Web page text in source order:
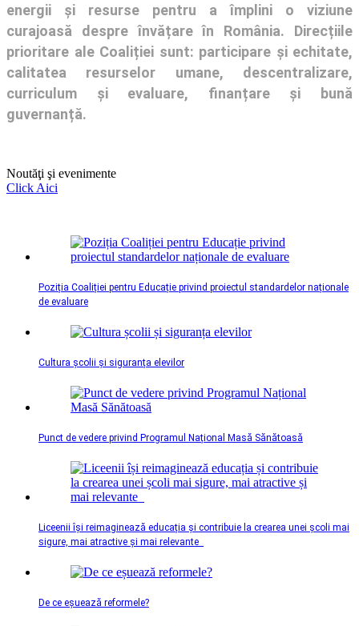
energii și resurse pentru a împlini o viziune
curajoasă despre învățare în România. Direcțiile
prioritare ale Coaliției sunt: participare și echitate,
calitatea resurselor umane, descentralizare,
curriculum și evaluare, finanțare și bună
guvernanță.
Noutăţi şi evenimente
Click Aici
Poziția Coaliției pentru Educație privind proiectul standardelor naționale
de evaluare
Cultura școlii și siguranța elevilor
Punct de vedere privind Programul Național Masă Sănătoasă
Liceenii își reimaginează educația și contribuie la crearea unei școli mai
sigure, mai atractive și mai relevante
De ce eșuează reformele?